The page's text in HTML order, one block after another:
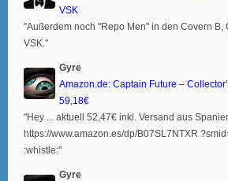
VSK
"Außerdem noch "Repo Men" in den Covern B,
VSK."
Gyre
Amazon.de: Captain Future –
59,18€
"Hey ... aktuell 52,47€ inkl. Versand aus
https://www.amazon.es/dp/B07SL7NTXR
:whistle:"
Gyre